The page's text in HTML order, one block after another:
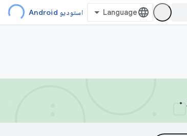
استودیو Android
.